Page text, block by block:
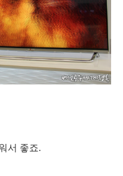
서 좋죠.